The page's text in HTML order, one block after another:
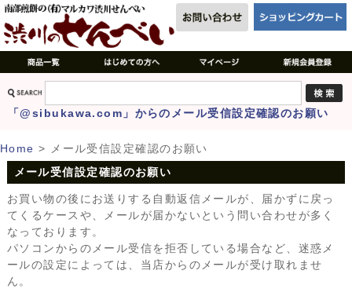
「@sibukawa.com」からのメール受信設定確認のお願い
Home >
メール受信設定確認のお願い
メール受信設定確認のお願い
お買い物の後にお送りする自動返信メールが、届かずに戻っ
てくるケースや、メールが届かないという問い合わせが多く
なっております。
パソコンからのメール受信を拒否している場合など、迷惑メ
ールの設定によっては、当店からのメールが受け取れませ
ん。